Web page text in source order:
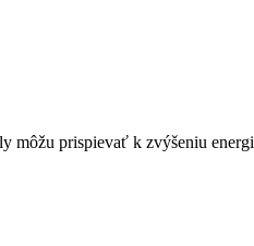
prispievať k zvýšeniu